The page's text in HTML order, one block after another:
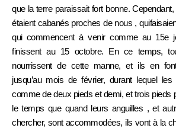
que la terre paraissait fort bonne.
étaient cabanés proches de nous ,
qui commencent à venir comme au 15e
finissent au 15 octobre. En ce temps,
nourrissent de cette manne, et ils en
jusqu’au mois de février, durant lequel
comme de deux pieds et demi, et trois pieds
le temps que quand leurs anguilles , et
chercher, sont accommodées, ils vont à la